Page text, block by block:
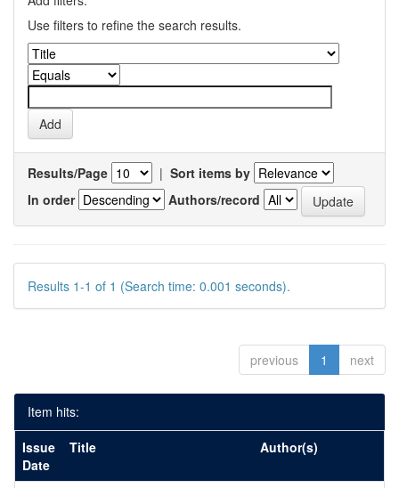
Use filters to refine the search results.
Results/Page | Sort items by
In order
Authors/record
Results 1-1 of 1 (Search time: 0.001 seconds).
previous 1 next
Item hits:
Issue
Date
Title Author(s)